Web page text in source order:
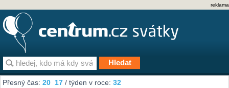
reklama
Přesný čas:20 17 / týden v roce:32